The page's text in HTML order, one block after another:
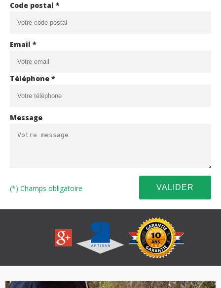
Code postal *
Email *
Téléphone *
Message
(*) Champs obligatoire